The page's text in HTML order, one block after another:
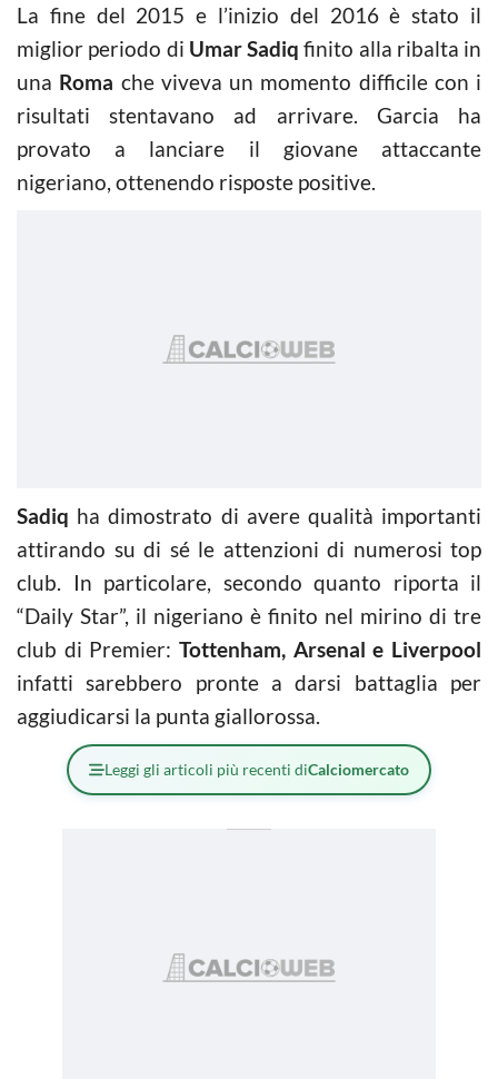
La fine del 2015 e l’inizio del 2016 è stato il
miglior periodo di Umar Sadiq finito alla ribalta in
una Roma che viveva un momento difficile con i
risultati stentavano ad arrivare. Garcia ha
provato a lanciare il giovane attaccante
nigeriano, ottenendo risposte positive.
Sadiq ha dimostrato di avere qualità importanti
attirando su di sé le attenzioni di numerosi top
club. In particolare, secondo quanto riporta il
“Daily Star”, il nigeriano è finito nel mirino di tre
club di Premier: Tottenham, Arsenal e Liverpool
infatti sarebbero pronte a darsi battaglia per
aggiudicarsi la punta giallorossa.
Leggi gli articoli più recenti diCalciomercato